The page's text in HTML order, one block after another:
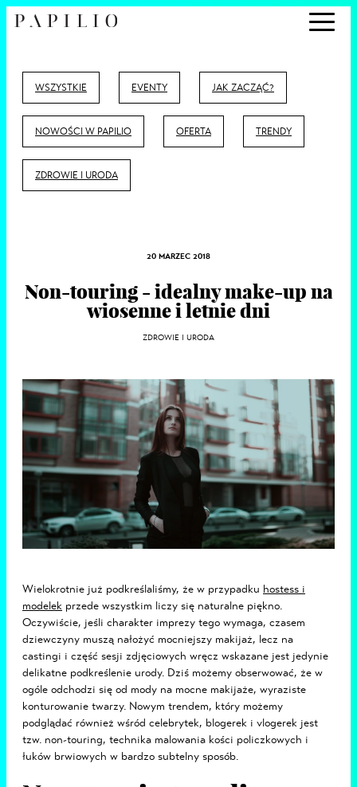
WSZYSTKIE EVENTY JAK ZACZĄĆ?
NOWOŚCI W PAPILIO OFERTA TRENDY
ZDROWIE I URODA
20 MARZEC 2018
Non-touring - idealny make-up na
wiosenne i letnie dni
ZDROWIE I URODA
Wielokrotnie już podkreślaliśmy, że w przypadku hostess i
modelek przede wszystkim liczy się naturalne piękno.
Oczywiście, jeśli charakter imprezy tego wymaga, czasem
dziewczyny muszą nałożyć mocniejszy makijaż, lecz na
castingi i część sesji zdjęciowych wręcz wskazane jest jedynie
delikatne podkreślenie urody. Dziś możemy obserwować, że w
ogóle odchodzi się od mody na mocne makijaże, wyraziste
konturowanie twarzy. Nowym trendem, który możemy
podglądać również wśród celebrytek, blogerek i vlogerek jest
tzw. non-touring, technika malowania kości policzkowych i
łuków brwiowych w bardzo subtelny sposób.